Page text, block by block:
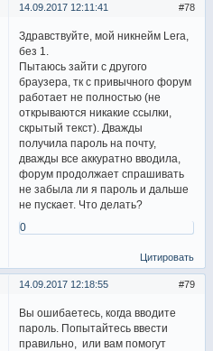
78
14.09.2017 12:11:41
Здравствуйте, мой никнейм Lera,
без 1.
Пытаюсь зайти с другого
браузера, тк с привычного форум
работает не полностью (не
открываются никакие ссылки,
скрытый текст). Дважды
получила пароль на почту,
дважды все аккуратно вводила,
форум продолжает спрашивать
не забыла ли я пароль и дальше
не пускает. Что делать?
0
Цитировать
79
14.09.2017 12:18:55
Вы ошибаетесь, когда вводите
пароль. Попытайтесь ввести
правильно, или вам помогут